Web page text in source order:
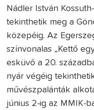
Nádler István
tekinthetik meg a
közepéig. Az
színvonalas „Kettő
esküvő a 20.
nyár végéig
művészpalánták
június 2-ig az MMIK-